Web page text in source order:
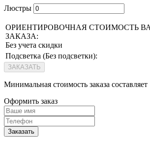
Люстры
ОРИЕНТИРОВОЧНАЯ СТОИМОСТЬ
ЗАКАЗА:
Без учета скидки
Подсветка (Без подсветки):
ЗАКАЗАТЬ
Минимальная стоимость заказа составляет
Оформить заказ
Заказать